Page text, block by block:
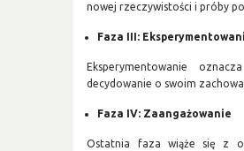
nowej rzeczywistości i próby
Faza III:
Eksperymentowanie
decydowanie o swoim
Faza IV: Zaangażowanie
Ostatnia faza wiąże się z